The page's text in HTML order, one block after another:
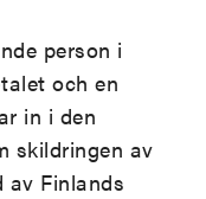
person i
och en
in i den
skildringen av
av Finlands